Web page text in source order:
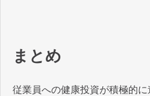
まとめ
従業員への健康投資が積極的に